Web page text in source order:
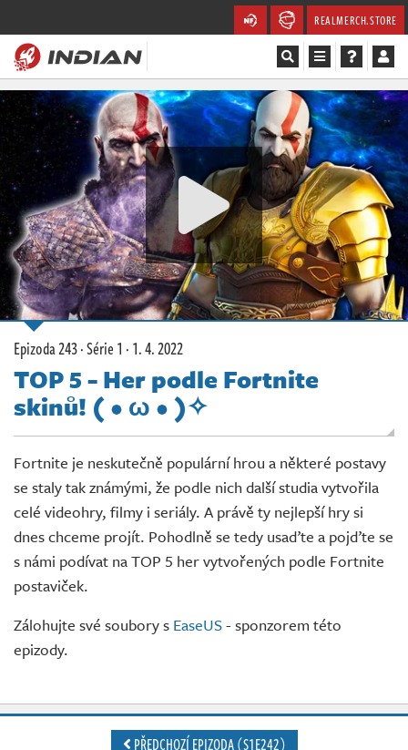
REALMERCH.STORE
Magazín
Recenze
Videa
Soutěže
Databáze
Komunita
Redakce
Živě
Epizoda 243 · Série 1 ·1. 4. 2022
TOP 5 - Her podle Fortnite
skinů! ( • ω • )✧
Fortnite je neskutečně populární hrou a některé postavy
se staly tak známými, že podle nich další studia vytvořila
celé videohry, filmy i seriály. A právě ty nejlepší hry si
dnes chceme projít. Pohodlně se tedy usaďte a pojďte se
s námi podívat na TOP 5 her vytvořených podle Fortnite
postaviček.
Zálohujte své soubory s EaseUS- sponzorem této
epizody.
PŘEDCHOZÍ EPIZODA (S1E242)